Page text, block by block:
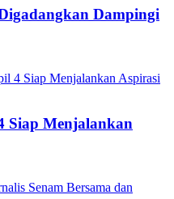
Dampingi
Siap Menjalankan